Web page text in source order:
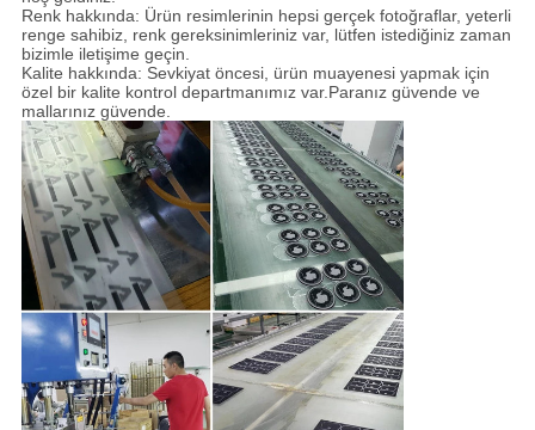
Renk hakkında: Ürün resimlerinin hepsi gerçek fotoğraflar, yeterli
renge sahibiz, renk gereksinimleriniz var, lütfen istediğiniz zaman
bizimle iletişime geçin.
Kalite hakkında: Sevkiyat öncesi, ürün muayenesi yapmak için
özel bir kalite kontrol departmanımız var.Paranız güvende ve
mallarınız güvende.